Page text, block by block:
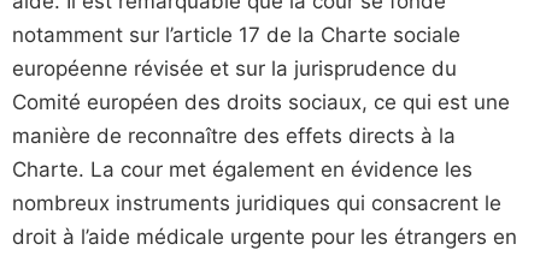
notamment sur l’article 17 de la Charte sociale
européenne révisée et sur la jurisprudence du
Comité européen des droits sociaux, ce qui est une
manière de reconnaître des effets directs à la
Charte. La cour met également en évidence les
nombreux instruments juridiques qui consacrent le
droit à l’aide médicale urgente pour les étrangers en